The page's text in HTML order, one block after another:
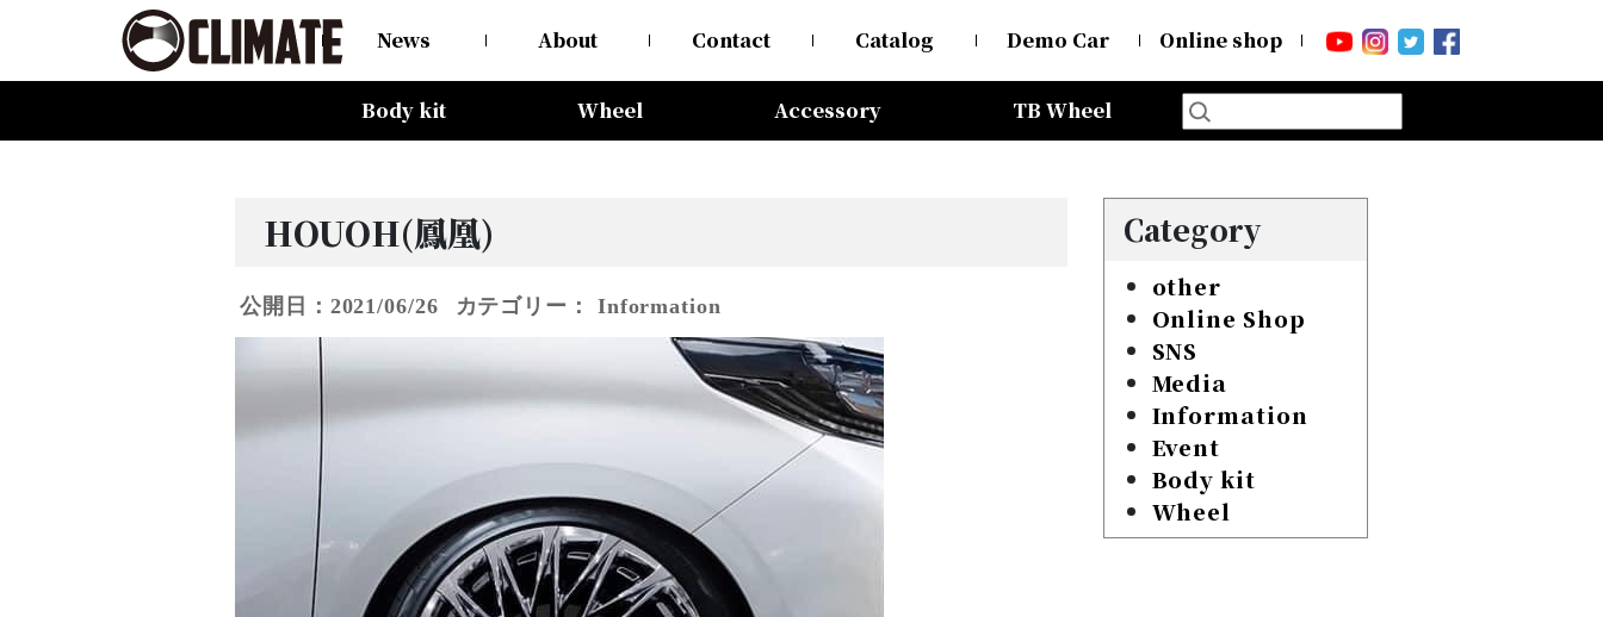
News About Contact Catalog Demo Car Online shop
Body kit
Wheel
Accessory TB Wheel
HOUOH(鳳凰)
公開日：2021/06/26 カテゴリー： Information
Category
other
Online Shop
SNS
Media
Information
Event
Body kit
Wheel